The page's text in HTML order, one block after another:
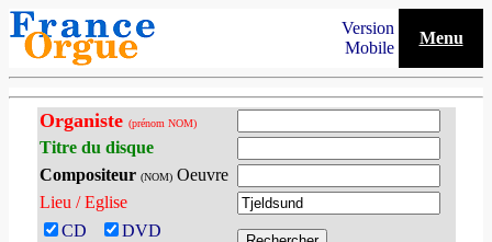
Version
Mobile
Menu
Organiste (prénom NOM)
Titre du disque
Compositeur (NOM)Oeuvre
Lieu / Eglise
CD
DVD